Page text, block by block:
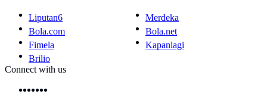
Liputan6
Merdeka
Bola.com
Bola.net
Fimela
Kapanlagi
Brilio
Connect with us